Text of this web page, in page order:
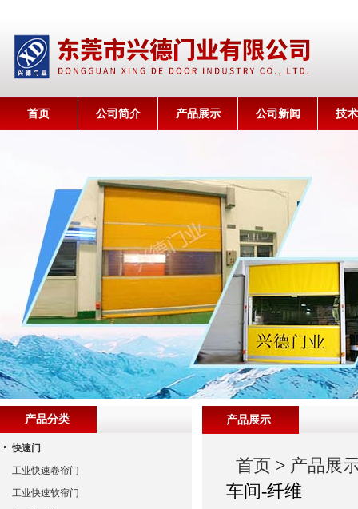
首页 公司简介 产品展示 公司新闻 技
产品展示
首页 > 产品展
车间-纤维
产品分类
快速门
工业快速卷帘门
工业快速软帘门